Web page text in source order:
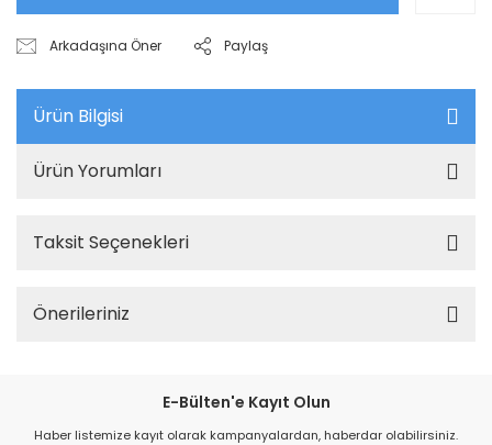
Arkadaşına Öner Paylaş
Ürün Bilgisi
Ürün Yorumları
Taksit Seçenekleri
Önerileriniz
E-Bülten'e Kayıt Olun
Haber listemize kayıt olarak kampanyalardan, haberdar olabilirsiniz.